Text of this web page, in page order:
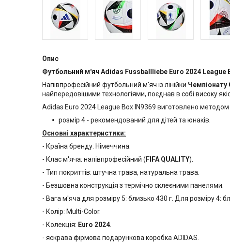
Опис
Футбольний м'яч Adidas Fussballliebe Euro 2024 League
Напівпрофесійний футбольний м'яч із лінійки Чемпіонату
найпередовішими технологіями, поєднав в собі високу
Adidas Euro 2024 League Box IN9369 виготовлено
розмір 4 - рекомендований для дітей та юнаків.
Основні характеристики:
- Країна бренду: Німеччина.
- Клас м'яча: напівпрофесійний ( FIFA QUALITY).
- Тип покриттів: штучна трава, натуральна трава.
- Безшовна конструкція з термічно склеєними панелями.
- Вага м'яча для розміру 5: близько 430 г. Для розміру 4:
- Колір: Multi-Color.
- Колекція: Euro 2024
- яскрава фірмова подарункова коробка ADIDAS.